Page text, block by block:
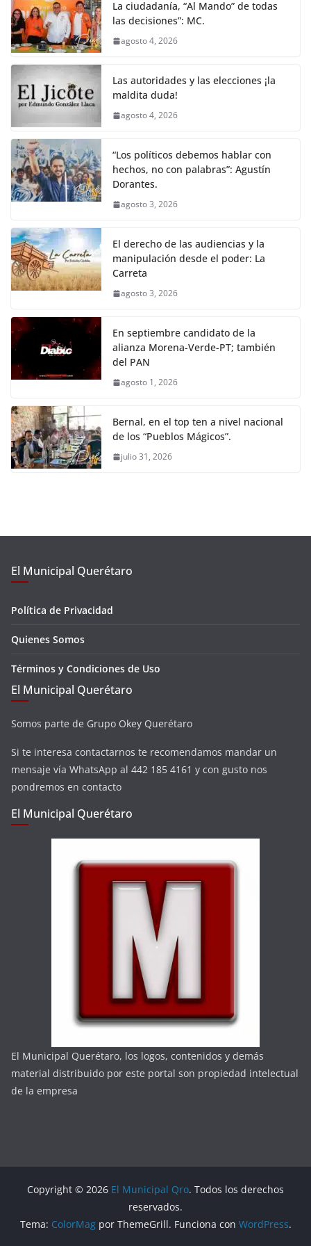
La ciudadanía, “Al Mando” de todas
las decisiones”: MC.
agosto 4, 2026
Las autoridades y las elecciones ¡la
maldita duda!
agosto 4, 2026
“Los políticos debemos hablar con
hechos, no con palabras”: Agustín
Dorantes.
agosto 3, 2026
El derecho de las audiencias y la
manipulación desde el poder: La
Carreta
agosto 3, 2026
En septiembre candidato de la
alianza Morena-Verde-PT; también
del PAN
agosto 1, 2026
Bernal, en el top ten a nivel nacional
de los “Pueblos Mágicos”.
julio 31, 2026
El Municipal Querétaro
Política de Privacidad
Quienes Somos
Términos y Condiciones de Uso
El Municipal Querétaro
Somos parte de Grupo Okey Querétaro
Si te interesa contactarnos te recomendamos mandar un
mensaje vía WhatsApp al 442 185 4161 y con gusto nos
pondremos en contacto
El Municipal Querétaro
El Municipal Querétaro, los logos, contenidos y demás
material distribuido por este portal son propiedad intelectual
de la empresa
Copyright © 2026 El Municipal Qro. Todos los derechos
reservados.
Tema: ColorMagpor ThemeGrill. Funciona con WordPress.